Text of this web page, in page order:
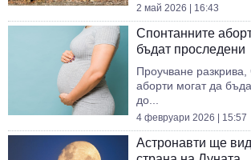
2 май 2026 | 16:43
Спонтанните
бъдат проследени
Проучване разкрива,
аборти могат да
до...
4 февруари 2026 | 15:57
Астронавти ще